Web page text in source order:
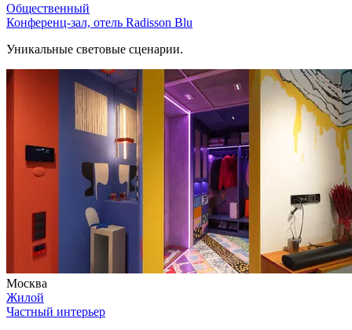
Общественный
Конференц-зал, отель Radisson Blu
Уникальные световые сценарии.
Москва
Жилой
Частный интерьер